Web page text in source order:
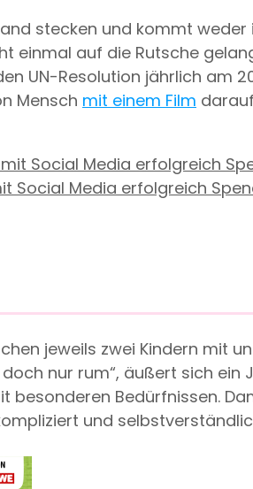
stecken und kommt
auf die Rutsche
UN-Resolution jährlich am
Mensch mit einem Film
Social Media erfolgreich
jeweils zwei Kindern mit
nur rum“, äußert sich ein
Bedürfnissen.
und